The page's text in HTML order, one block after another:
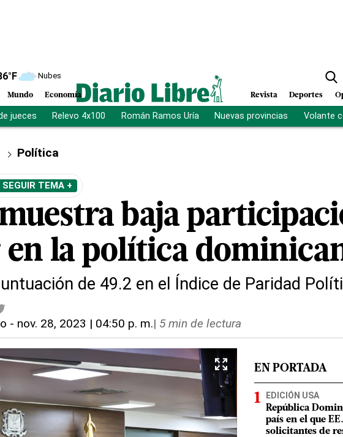
°F Nubes
Mundo Economía Revista Deportes
jueces Relevo 4x100 Román Ramos Uría Nuevas provincias Volante
Política
SEGUIR TEMA +
baja
en la política
de 49.2 en el Índice de Paridad
- nov. 28, 2023 | 04:50 p. m.| 5 min de lectura
EN PORTADA
EDICIÓN USA
República
país en el que
solicitantes de